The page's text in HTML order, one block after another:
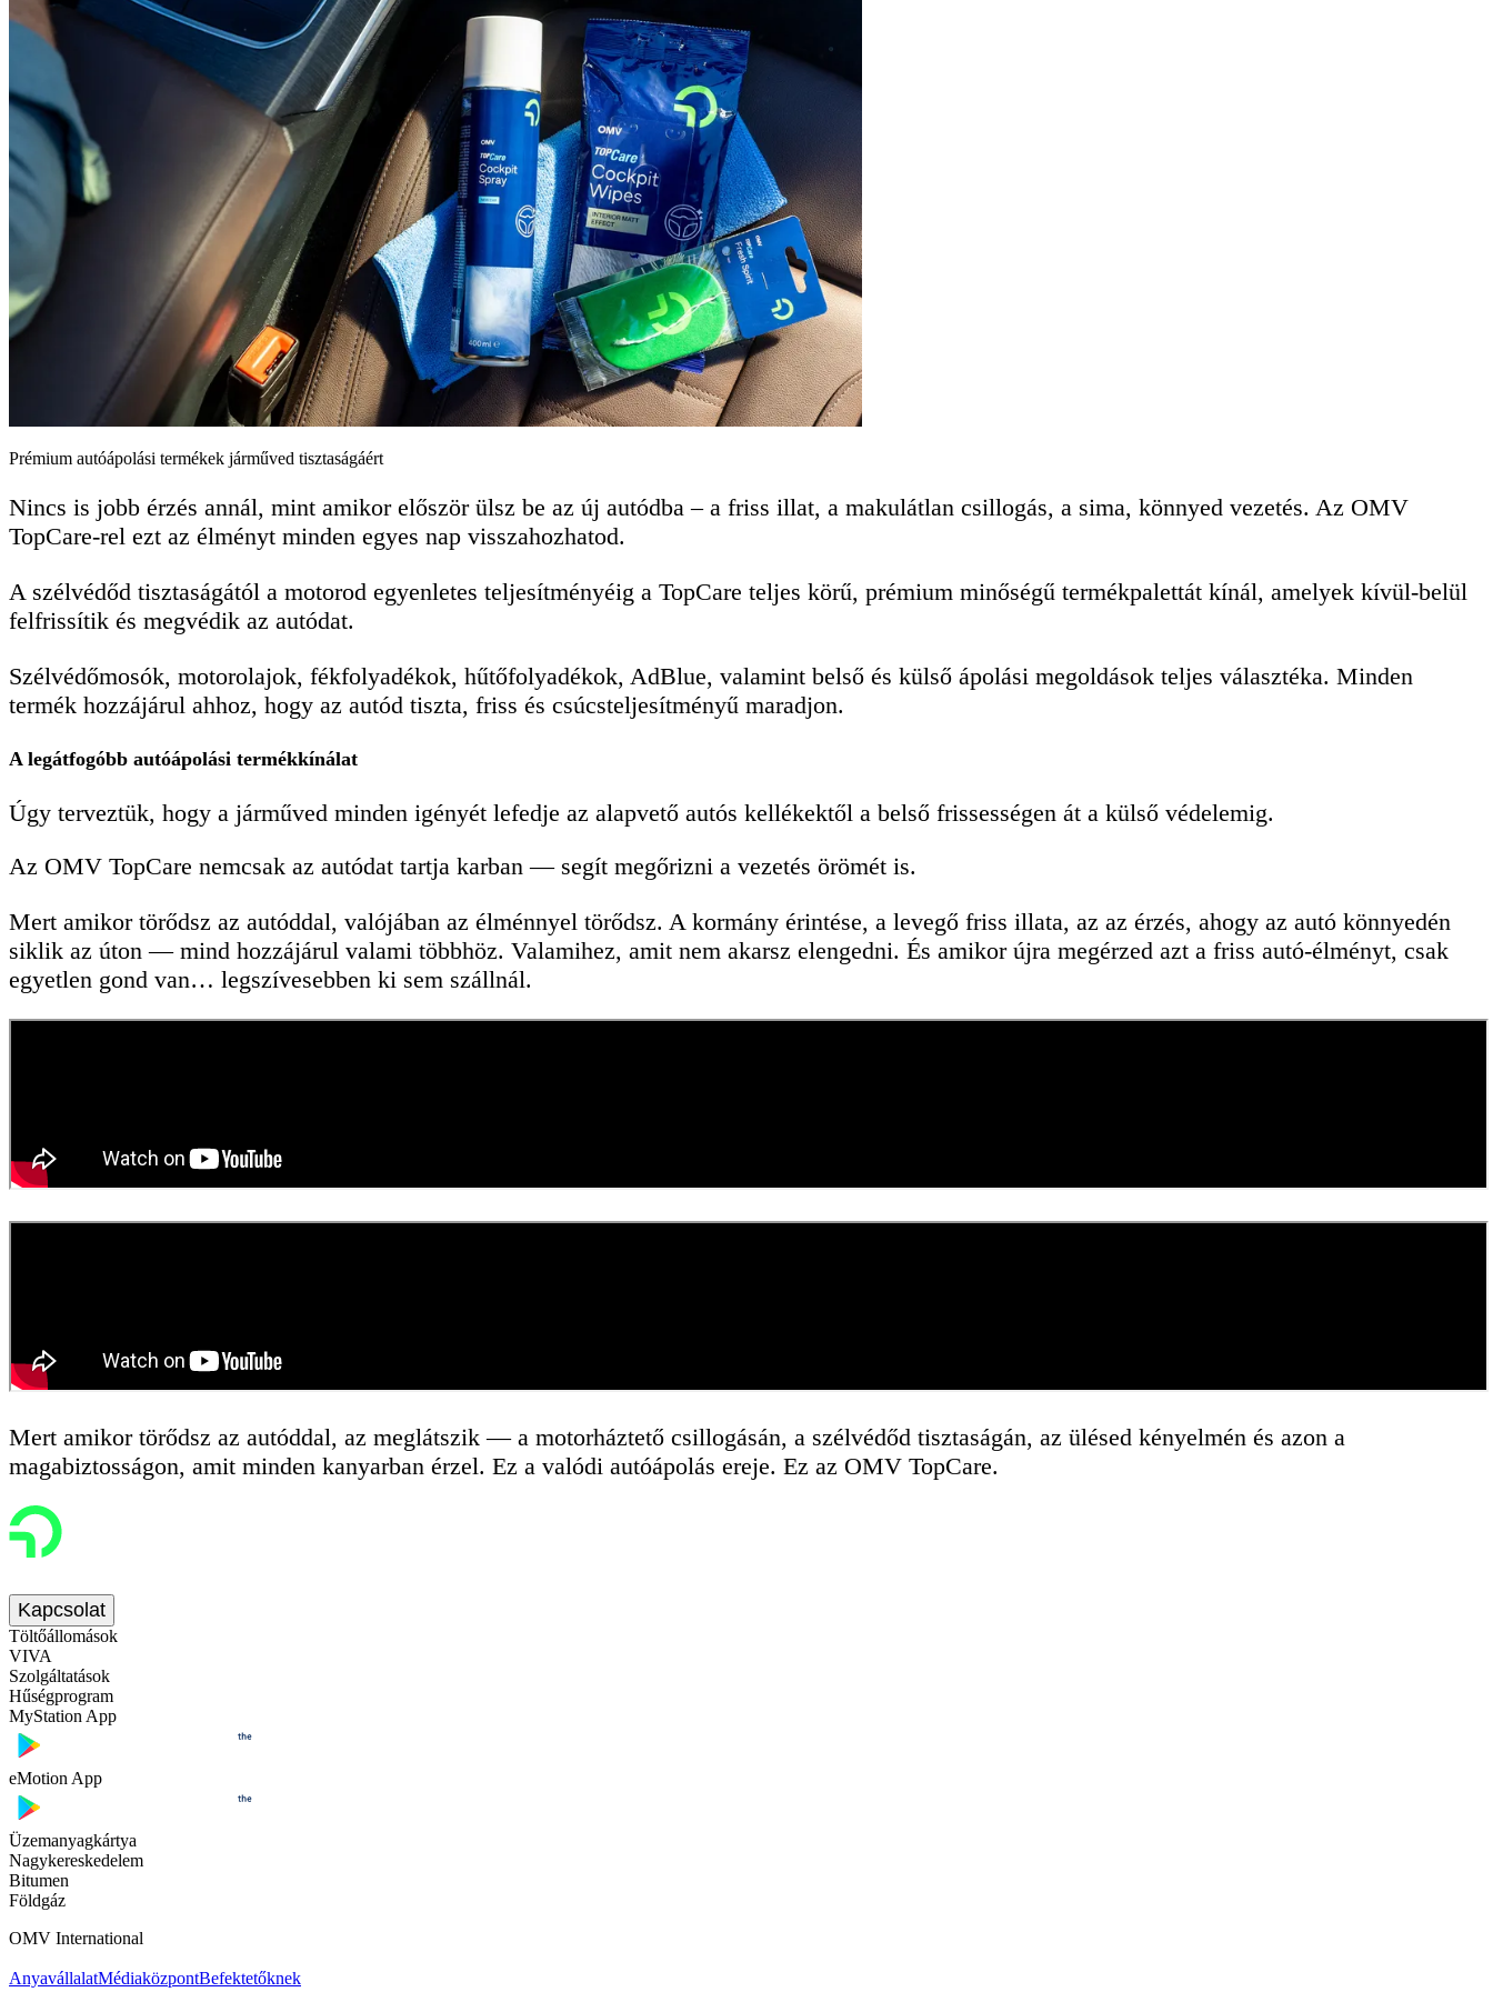
Prémium autóápolási termékek járműved tisztaságáért
Nincs is jobb érzés annál, mint amikor először ülsz be az új autódba – a friss illat, a makulátlan csillogás, a sima, könnyed vezetés. Az OMV
TopCare-rel ezt az élményt minden egyes nap visszahozhatod.
A szélvédőd tisztaságától a motorod egyenletes teljesítményéig a TopCare teljes körű, prémium minőségű termékpalettát kínál, amelyek kívül-belül
felfrissítik és megvédik az autódat.
Szélvédőmosók, motorolajok, fékfolyadékok, hűtőfolyadékok, AdBlue, valamint belső és külső ápolási megoldások teljes választéka. Minden
termék hozzájárul ahhoz, hogy az autód tiszta, friss és csúcsteljesítményű maradjon.
A legátfogóbb autóápolási termékkínálat
Úgy terveztük, hogy a járműved minden igényét lefedje az alapvető autós kellékektől a belső frissességen át a külső védelemig.
Az OMV TopCare nemcsak az autódat tartja karban — segít megőrizni a vezetés örömét is.
Mert amikor törődsz az autóddal, valójában az élménnyel törődsz. A kormány érintése, a levegő friss illata, az az érzés, ahogy az autó könnyedén
siklik az úton — mind hozzájárul valami többhöz. Valamihez, amit nem akarsz elengedni. És amikor újra megérzed azt a friss autó-élményt, csak
egyetlen gond van… legszívesebben ki sem szállnál.
Mert amikor törődsz az autóddal, az meglátszik— a motorháztető csillogásán, a szélvédőd tisztaságán, az ülésed kényelmén és azon a
magabiztosságon, amit minden kanyarban érzel. Ez a valódi autóápolás ereje. Ez az OMV TopCare.
Kapcsolat
Töltőállomások
VIVA
Szolgáltatások
Hűségprogram
MyStation App
eMotion App
Üzemanyagkártya
Nagykereskedelem
Bitumen
Földgáz
OMV International
AnyavállalatMédiaközpontBefektetőknek